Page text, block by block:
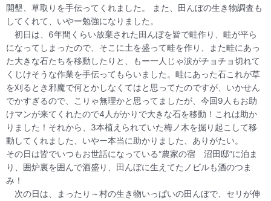
開墾、草取りを手伝ってくれました。 また、田んぼの生き物調査も
してくれて、いやー勉強になりました。
初日は、6年間くらい放棄された田んぼを皆で畦作り、畦が平ら
になってしまったので、そこに土を盛って畦を作り、また畦にあっ
た大きな石たちを移動したりと、もー一人じゃ涙がチョチョ切れて
くじけそうな作業を手伝ってもらいました。畦にあった石これが草
を刈るとき邪魔で何とかしなくてはと思ってたのですが、いかせん
でかすぎるので、こりゃ無理かと思ってましたが、今回9人もお助
けマンが来てくれたので4人がかりで大きな石を移動！これは助か
りました！それから、3本植えられていた梅ノ木を掘り起こして移
動してくれました、いやー本当に助かりました、ありがたい。
その日は皆でいつもお世話になっている“農家の宿 沼田邸”に泊ま
り、囲炉裏を囲んで酒盛り、田んぼに生えてたノビルも酒のつま
み！
次の日は、まったり～村の生き物いっぱいの田んぼで、セリが伸